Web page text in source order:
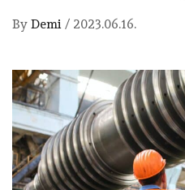
By Demi / 2023.06.16.